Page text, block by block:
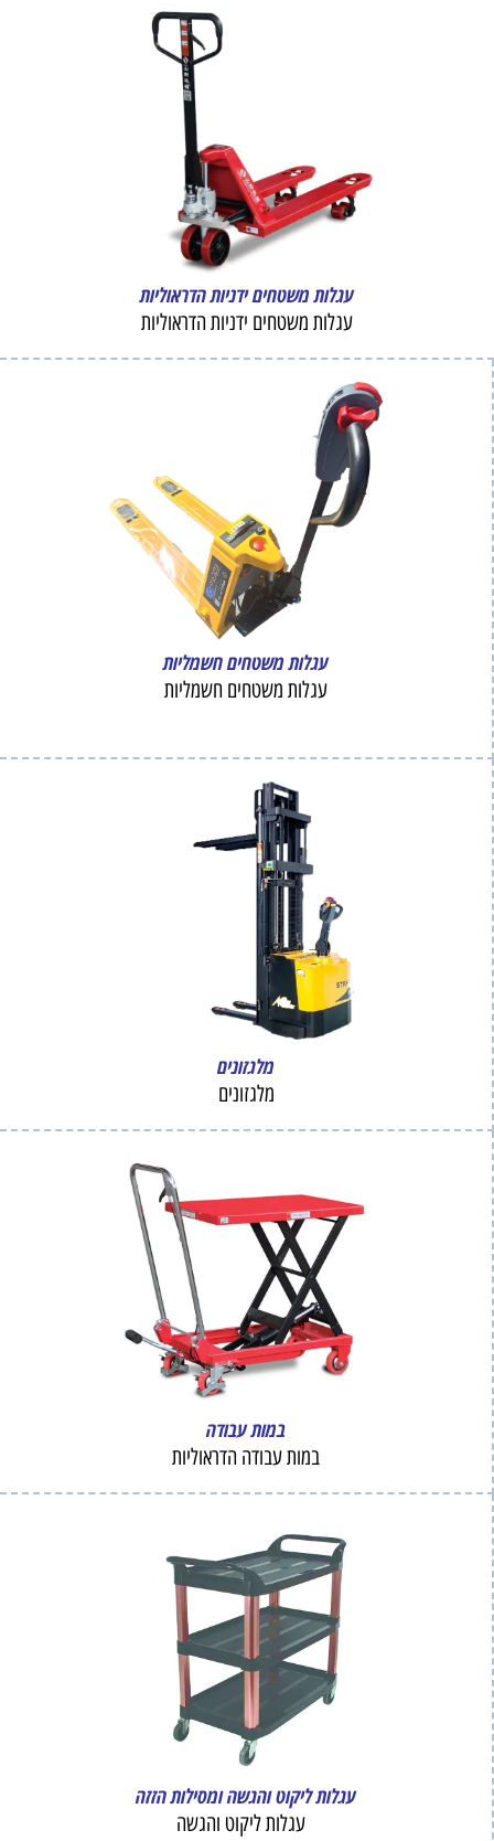
עגלות משטחים ידניות הדראוליות
עגלות משטחים ידניות הדראוליות
עגלות משטחים חשמליות
עגלות משטחים חשמליות
מלגזונים
מלגזונים
במות עבודה
במות עבודה הדראוליות
עגלות ליקוט והגשה ומסילות הזזה
עגלות ליקוט והגשה